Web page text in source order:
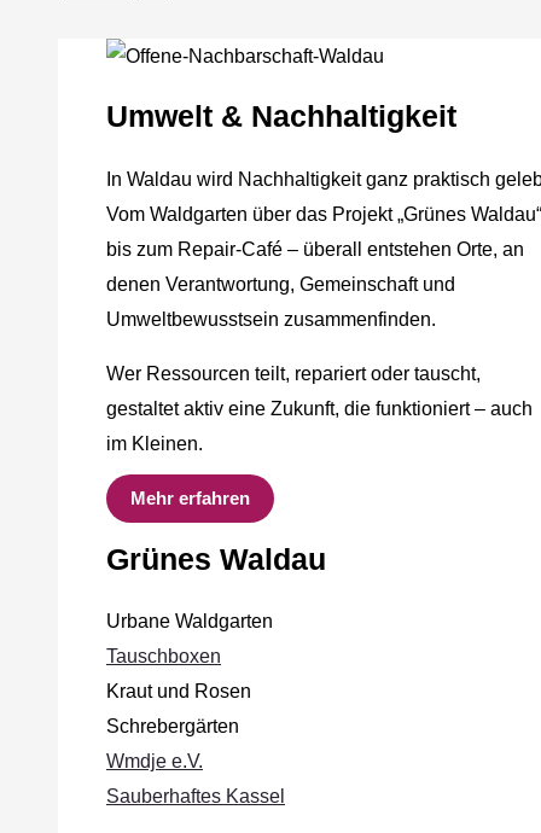
Umwelt & Nachhaltigkeit
In Waldau wird Nachhaltigkeit ganz praktisch
Vom Waldgarten über das Projekt „Grünes Waldau“
bis zum Repair-Café – überall entstehen Orte, an
denen Verantwortung, Gemeinschaft und
Umweltbewusstsein zusammenfinden.
Wer Ressourcen teilt, repariert oder tauscht,
gestaltet aktiv eine Zukunft, die funktioniert – auch
im Kleinen.
Mehr erfahren
Grünes Waldau
Urbane Waldgarten
Tauschboxen
Kraut und Rosen
Schrebergärten
Wmdje e.V.
Sauberhaftes Kassel